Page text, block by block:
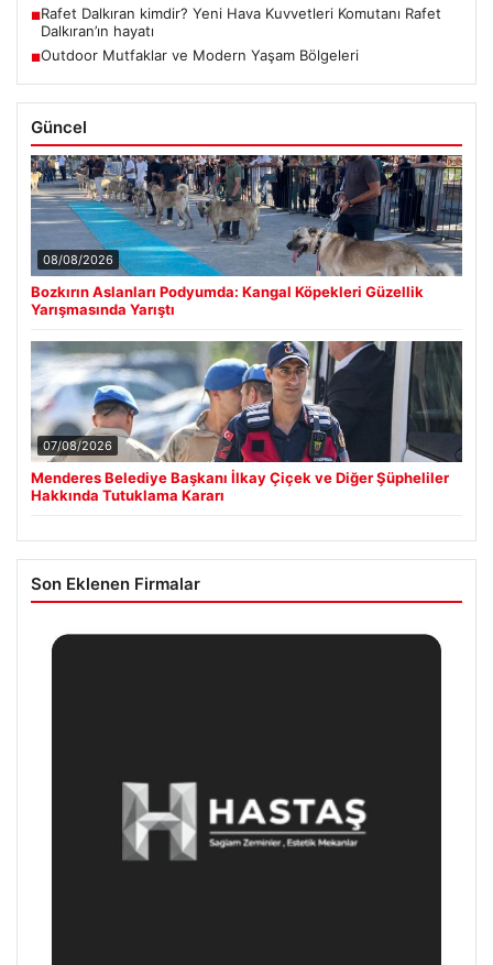
■Rafet Dalkıran kimdir? Yeni Hava Kuvvetleri Komutanı Rafet
Dalkıran’ın hayatı
■Outdoor Mutfaklar ve Modern Yaşam Bölgeleri
Güncel
08/08/2026
Bozkırın Aslanları Podyumda: Kangal Köpekleri Güzellik
Yarışmasında Yarıştı
07/08/2026
Menderes Belediye Başkanı İlkay Çiçek ve Diğer Şüpheliler
Hakkında Tutuklama Kararı
Son Eklenen Firmalar